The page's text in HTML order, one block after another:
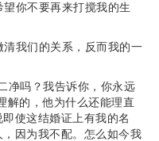
你不要再来打搅我的生
我们的关系，反而我的一
净吗？我告诉你，你永远
解的，他为什么还能理直
使这结婚证上有我的名
因为我不配。怎么如今我